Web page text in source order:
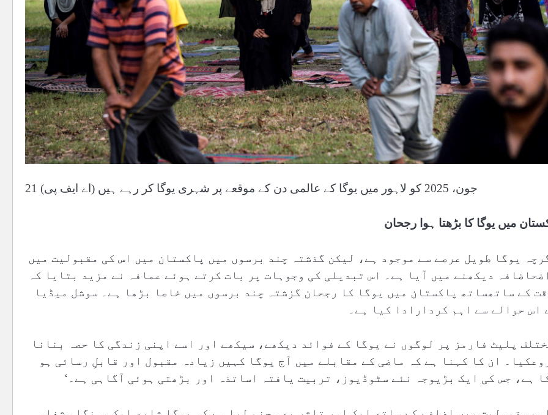
21 جون، 2025 کو لاہور میں یوگا کے عالمی دن کے موقعے پر شہری یوگا کر رہے ہیں (اے ایف پی)
میں یوگا کا بڑھتا ہوا رجحان
یوگا طویل عرصے سے موجود ہے، لیکن گذشتہ چند برسوں میں پاکستان میں اس کی مقبولیت میں
دیکھنے میں آیا ہے۔ اس تبدیلی کی وجوہات پر بات کرتے ہوئے عمافہ نے مزید بتایا کہ
کے ساتھساتھ پاکستان میں یوگا کا رجحان گزشتہ چند برسوں میں خاصا بڑھا ہے۔ سوشل میڈیا
اس حوالے سے اہم کردارادا کیا ہے۔
پلیٹ فارمز پر لوگوں نے یوگا کے فوائد دیکھے، سیکھے اور اسے اپنی زندگی کا حصہ بنانا
ان کا کہنا ہے کہ ماضی کے مقابلے میں آج یوگا کہیں زیادہ مقبول اور قابلِ رسائی ہو
ہے، جس کی ایک بڑیوجہ نئے سٹوڈیوز، تربیت یافتہ اساتذہ اور بڑھتی ہوئی آگاہی ہے۔‘